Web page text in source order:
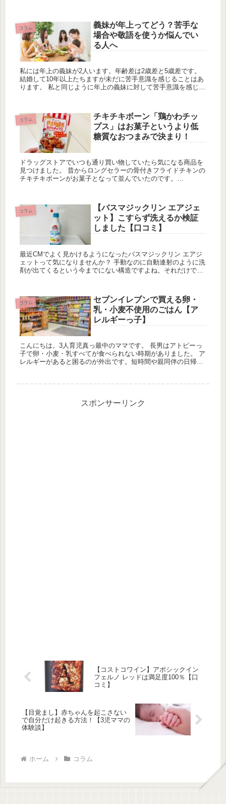
コラム
義妹が年上ってどう？苦手な
場合や敬語を使うか悩んでい
る人へ
私には年上の義妹が2人います。年齢差は2歳差と5歳差です。
結婚して10年以上たちますが未だに苦手意識を感じることはあ
ります。 私と同じように年上の義妹に対して苦手意識を感じて
コラム
チキチキボーン「鶏かわチッ
プス」はお菓子というより低
糖質なおつまみで決まり！
ドラッグストアでいつも通り買い物していたら気になる商品を
見つけました。 昔からロングセラーの骨付きフライドチキンの
チキチキボーンがお菓子となって並んでいたのです。
コラム
【バスマジックリン エアジェ
ット】こすらず洗えるか検証
しました【口コミ】
最近CMでよく見かけるようになったバスマジックリン エアジ
ェットって気になりませんか？ 手動なのに自動連射のように洗
剤が出てくるという今までにない構造ですよね。それだけでな
コラム
セブンイレブンで買える卵・
乳・小麦不使用のごはん【ア
レルギーっ子】
こんにちは。3人育児真っ最中のママです。 長男はアトピーっ
子で卵・小麦・乳すべてが食べられない時期がありました。 ア
レルギーがあると困るのが外出です。短時間や親同伴の日帰り
スポンサーリンク
【コストコワイン】アポシックイン
フェルノ レッドは満足度100％【口
コミ】
【目覚まし】赤ちゃんを起こさない
で自分だけ起きる方法！【3児ママの
体験談】
ホーム コラム